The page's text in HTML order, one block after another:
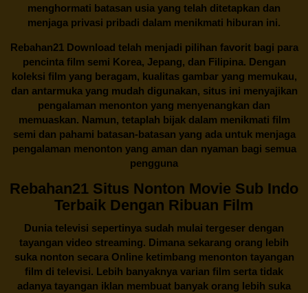
menghormati batasan usia yang telah ditetapkan dan
menjaga privasi pribadi dalam menikmati hiburan ini.
Rebahan21Download telah menjadi pilihan favorit bagi para
pencinta film semi Korea, Jepang, dan Filipina. Dengan
koleksi film yang beragam, kualitas gambar yang memukau,
dan antarmuka yang mudah digunakan, situs ini menyajikan
pengalaman menonton yang menyenangkan dan
memuaskan. Namun, tetaplah bijak dalam menikmati film
semi dan pahami batasan-batasan yang ada untuk menjaga
pengalaman menonton yang aman dan nyaman bagi semua
pengguna
Rebahan21 Situs Nonton Movie Sub Indo
Terbaik Dengan Ribuan Film
Dunia televisi sepertinya sudah mulai tergeser dengan
tayangan video streaming. Dimana sekarang orang lebih
suka nonton secara Online ketimbang menonton tayangan
film di televisi. Lebih banyaknya varian film serta tidak
adanya tayangan iklan membuat banyak orang lebih suka